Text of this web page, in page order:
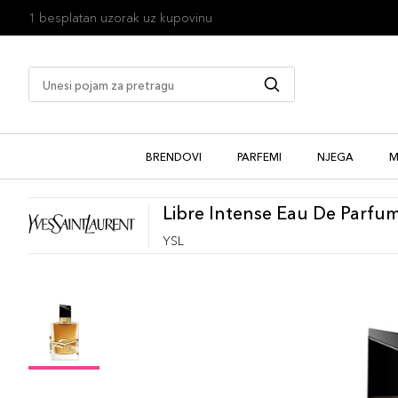
1 besplatan uzorak uz kupovinu
BRENDOVI PARFEMI NJEGA
Libre Intense Eau De
YSL